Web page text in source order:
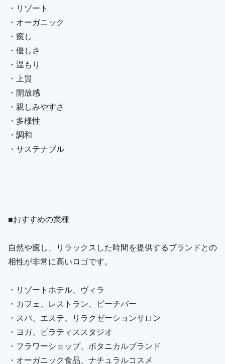
・リゾート
・オーガニック
・癒し
・優しさ
・温もり
・上質
・開放感
・親しみやすさ
・多様性
・調和
・サステナブル
■おすすめの業種
自然や癒し、リラックスした時間を提供するブランドとの
相性が非常に高いロゴです。
・リゾートホテル、ヴィラ
・カフェ、レストラン、ビーチバー
・スパ、エステ、リラクゼーションサロン
・ヨガ、ピラティススタジオ
・フラワーショップ、ボタニカルブランド
・オーガニック食品、ナチュラルコスメ